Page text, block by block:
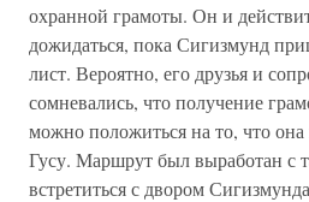
охранной грамоты. Он и
дожидаться, пока Сигизмунд
лист. Вероятно, его друзья и
сомневались, что получение
можно положиться на то, что она
Гусу. Маршрут был выработан с
встретиться с двором